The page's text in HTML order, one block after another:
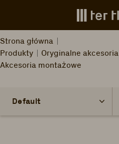
Skip to main content
Strona główna
Produkty
Oryginalne akcesoria
Akcesoria montażowe